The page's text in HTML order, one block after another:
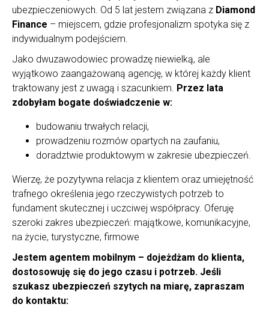
ubezpieczeniowych. Od 5 lat jestem związana z Diamond
Finance – miejscem, gdzie profesjonalizm spotyka się z
indywidualnym podejściem.
Jako dwuzawodowiec prowadzę niewielką, ale
wyjątkowo zaangażowaną agencję, w której każdy klient
traktowany jest z uwagą i szacunkiem. Przez lata
zdobyłam bogate doświadczenie w:
budowaniu trwałych relacji,
prowadzeniu rozmów opartych na zaufaniu,
doradztwie produktowym w zakresie ubezpieczeń.
Wierzę, że pozytywna relacja z klientem oraz umiejętność
trafnego określenia jego rzeczywistych potrzeb to
fundament skutecznej i uczciwej współpracy. Oferuję
szeroki zakres ubezpieczeń: majątkowe, komunikacyjne,
na życie, turystyczne, firmowe
Jestem agentem mobilnym – dojeżdżam do klienta,
dostosowuję się do jego czasu i potrzeb. Jeśli
szukasz ubezpieczeń szytych na miarę, zapraszam
do kontaktu: